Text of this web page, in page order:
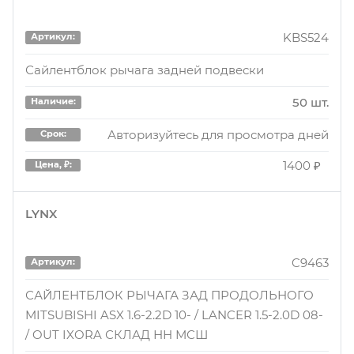
Цена, ₽: 1670 ₽
BH23111
Наличие:
Срок: Авторизуйтесь для просмотра день
Цена, ₽: 3540 ₽
Артикул: BH23111
Наличие: 2 шт.
Срок: Авторизуйтесь для просмотра дня
Цена, ₽: 3540 ₽
Артикул: KBS524
Сайлентблок рычага задней подвески
Наличие: 50 шт.
Срок: Авторизуйтесь для просмотра дней
Цена, ₽: 1400 ₽
LYNX
Артикул: C9463
САЙЛЕНТБЛОК РЫЧАГА ЗАД ПРОДОЛЬНОГО
MITSUBISHI ASX 1.6-2.2D 10- / LANCER 1.5-2.0D 08-
/ OUT IXORA СКЛАД НН МСШ